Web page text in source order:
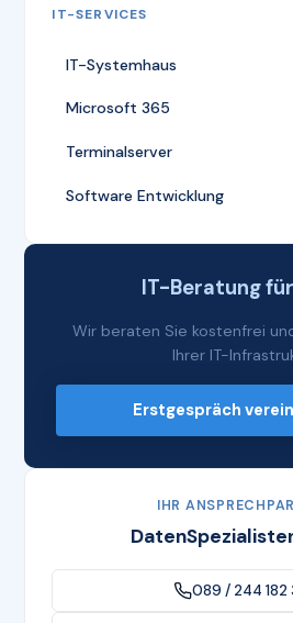
IT-SERVICES
IT-Systemhaus
Microsoft 365
Terminalserver
Software Entwicklung
IT-Beratung
Wir beraten Sie kostenfrei
Ihrer IT-
Erstgespräch
IHR
089 / 244 182